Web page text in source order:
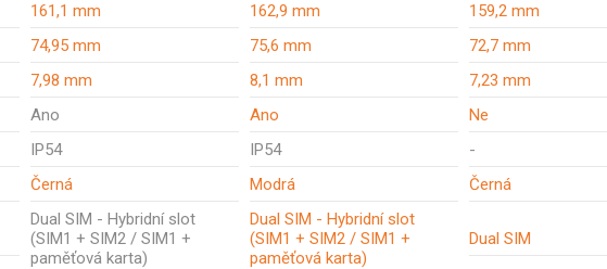
161,1 mm 162,9 mm
159,2 mm
74,95 mm 75,6 mm
72,7 mm
7,98 mm 8,1 mm
7,23 mm
Ano Ano
Ne
IP54 IP54
-
Černá Modrá Černá
Dual SIM - Hybridní slot
(SIM1 + SIM2 / SIM1 +
paměťová karta)
Dual SIM - Hybridní slot
(SIM1 + SIM2 / SIM1 +
paměťová karta)
Dual SIM